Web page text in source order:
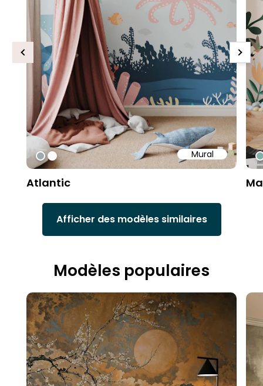
Mural
#9fa8ad
#ffffff
Atlantic
Previous Next
Afficher des modèles similaires
Modèles populaires